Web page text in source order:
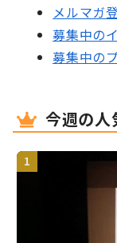
メルマガ
募集中の
募集中の
今週の人